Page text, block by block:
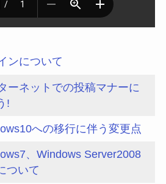
ンについて
ーネットでの投稿マナーに
!
への移行に伴う変更点
、Windows Server2008
ついて